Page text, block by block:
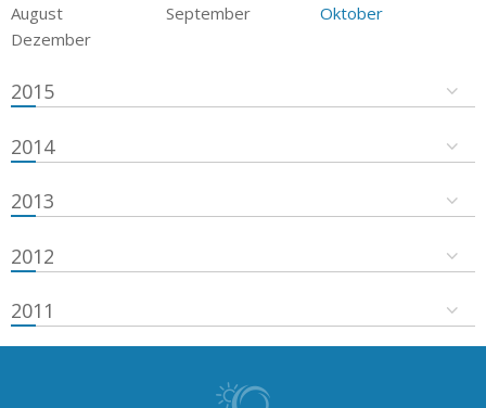
August
September
Oktober
Dezember
2015
2014
2013
2012
2011